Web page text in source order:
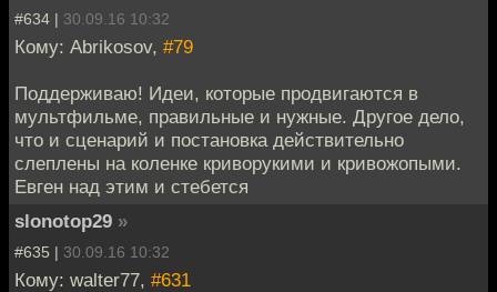
#634 | 30.09.16 10:32
Кому: Abrikosov, #79
Поддерживаю! Идеи, которые продвигаются в
мультфильме, правильные и нужные. Другое дело,
что и сценарий и постановка действительно
слеплены на коленке криворукими и кривожопыми.
Евген над этим и стебется
slonotop29 »
#635 | 30.09.16 10:32
Кому: walter77, #631